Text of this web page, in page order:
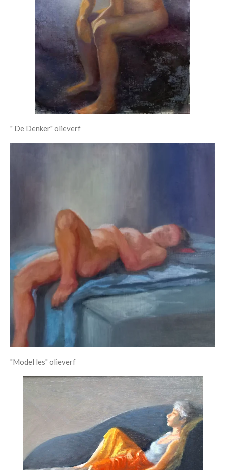
" De Denker" olieverf
"Model les" olieverf